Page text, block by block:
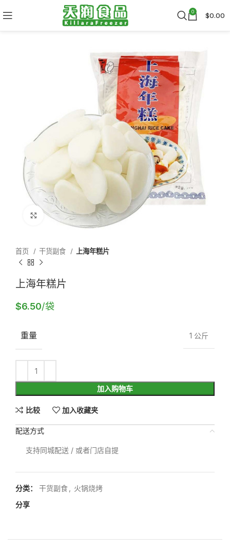
0 $0.00
Click to enlarge
首页 干货副食 上海年糕片
上海年糕片
$6.50/袋
重量 1 公斤
加入购物车
比较 加入收藏夹
配送方式
支持同城配送 / 或者门店自提
分类： 干货副食
火锅烧烤
分享